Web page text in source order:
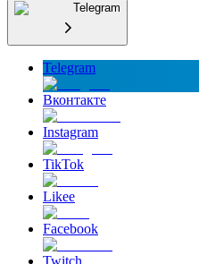
Telegram
Telegram
Вконтакте
Instagram
TikTok
Likee
Facebook
Twitch